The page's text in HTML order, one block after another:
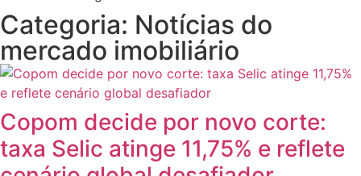
Categoria: Notícias do
mercado imobiliário
Copom decide por novo corte:
taxa Selic atinge 11,75% e reflete